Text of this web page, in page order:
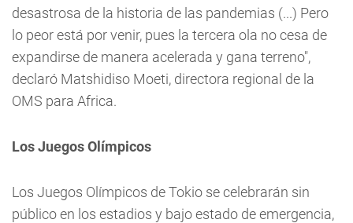
desastrosa de la historia de las pandemias (...) Pero
lo peor está por venir, pues la tercera ola no cesa de
expandirse de manera acelerada y gana terreno",
declaró Matshidiso Moeti, directora regional de la
OMS para Africa.
Los Juegos Olímpicos
Los Juegos Olímpicos de Tokio se celebrarán sin
público en los estadios y bajo estado de emergencia,